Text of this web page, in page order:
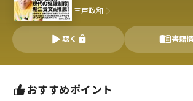
三戸政和
聴く 書籍
おすすめポイント